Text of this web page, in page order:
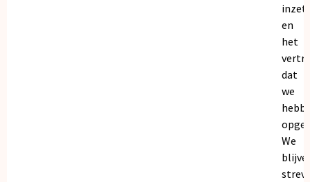
inzet
en
het
dat
we
We